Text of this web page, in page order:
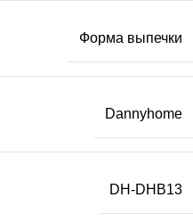
Форма выпечки
Dannyhome
DH-DHB13